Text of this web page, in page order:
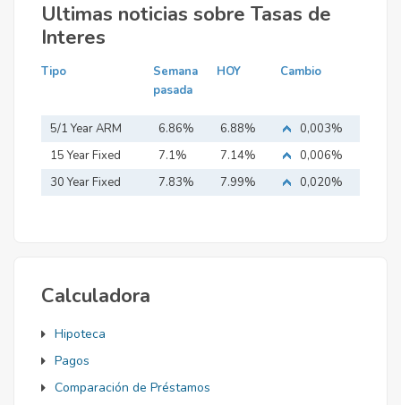
Ultimas noticias sobre Tasas de
Interes
Tipo
Semana
pasada
HOY Cambio
5/1 Year ARM 6.86% 6.88%
0,003%
15 Year Fixed
Mortgage
7.1% 7.14%
0,006%
30 Year Fixed
7.83% 7.99% 0,020%
Calculadora
Hipoteca
Pagos
Comparación de Préstamos